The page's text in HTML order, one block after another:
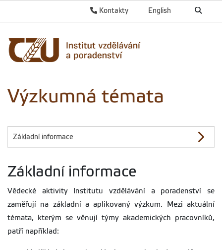
English
Kontakty
Výzkumná témata
Základní informace
Základní informace
Vědecké aktivity Institutu vzdělávání a poradenství se
zaměřují na základní a aplikovaný výzkum. Mezi aktuální
témata, kterým se věnují týmy akademických pracovníků,
patří například: